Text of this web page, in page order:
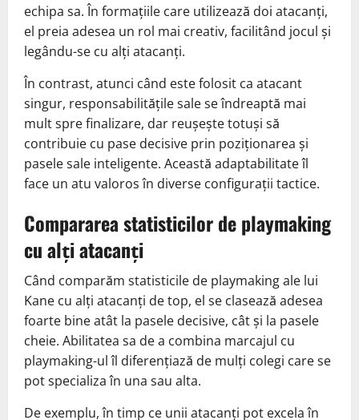
echipa sa. În formațiile care utilizează doi atacanți,
el preia adesea un rol mai creativ, facilitând jocul și
legându-se cu alți atacanți.
În contrast, atunci când este folosit ca atacant
singur, responsabilitățile sale se îndreaptă mai
mult spre finalizare, dar reușește totuși să
contribuie cu pase decisive prin poziționarea și
pasele sale inteligente. Această adaptabilitate îl
face un atu valoros în diverse configurații tactice.
Compararea statisticilor de playmaking
cu alți atacanți
Când comparăm statisticile de playmaking ale lui
Kane cu alți atacanți de top, el se clasează adesea
foarte bine atât la pasele decisive, cât și la pasele
cheie. Abilitatea sa de a combina marcajul cu
playmaking-ul îl diferențiază de mulți colegi care se
pot specializa în una sau alta.
De exemplu, în timp ce unii atacanți pot excela în